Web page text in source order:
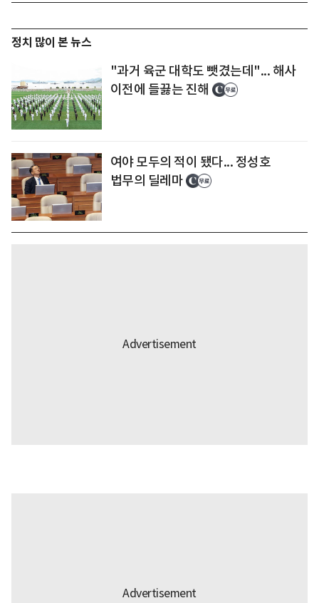
정치 많이 본 뉴스
"과거 육군 대학도 뺏겼는데"... 해사
이전에 들끓는 진해
여야 모두의 적이 됐다... 정성호
법무의 딜레마